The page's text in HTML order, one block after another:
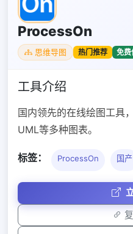
ProcessOn
思维导图 热门推荐 免费
工具介绍
国内领先的在线绘图工具
UML等多种图表。
标签： ProcessOn 国产